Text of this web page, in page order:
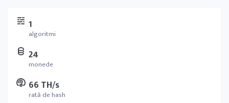
1
algoritmi
24
monede
66 TH/s
rată de hash